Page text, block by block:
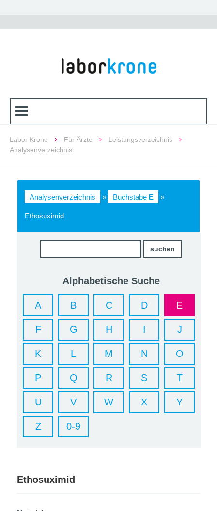
Labor Krone Für Ärzte
Leistungsverzeichnis
Analysenverzeichnis
Analysenverzeichnis » Buchstabe E »
Ethosuximid
Alphabetische Suche
A B C D E
F G H I J
K L M N O
P Q R S T
U V W X Y
Z 0-9
Ethosuximid